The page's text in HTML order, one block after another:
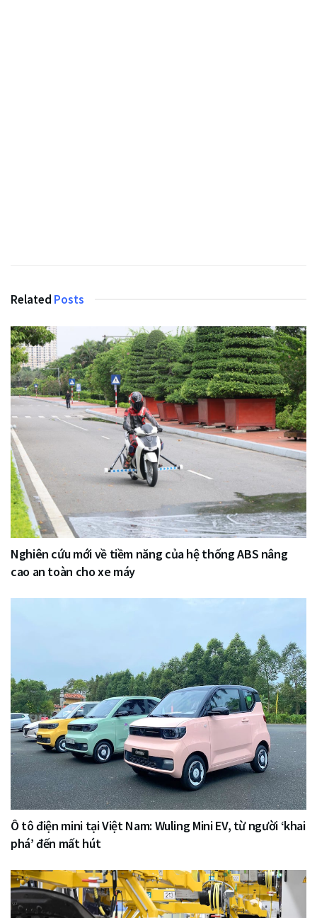
Related Posts
Nghiên cứu mới về tiềm năng của hệ thống ABS nâng
cao an toàn cho xe máy
Ô tô điện mini tại Việt Nam: Wuling Mini EV, từ người ‘khai
phá’ đến mất hút